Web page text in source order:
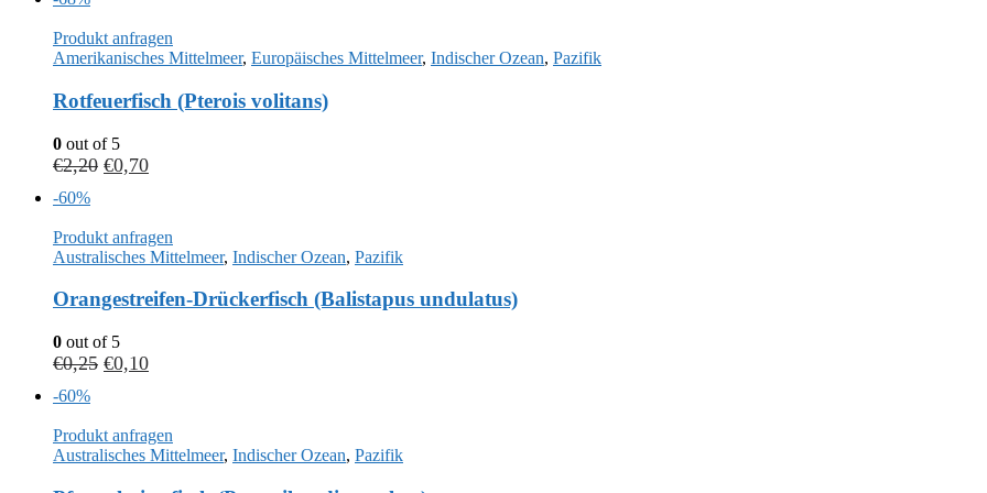
Produkt anfragen
Amerikanisches Mittelmeer, Europäisches Mittelmeer, Indischer Ozean, Pazifik
Rotfeuerfisch (Pterois volitans)
0 out of 5
€2,20 €0,70
-60%
Produkt anfragen
Australisches Mittelmeer, Indischer Ozean, Pazifik
Orangestreifen-Drückerfisch (Balistapus undulatus)
0 out of 5
€0,25 €0,10
-60%
Produkt anfragen
Australisches Mittelmeer, Indischer Ozean, Pazifik